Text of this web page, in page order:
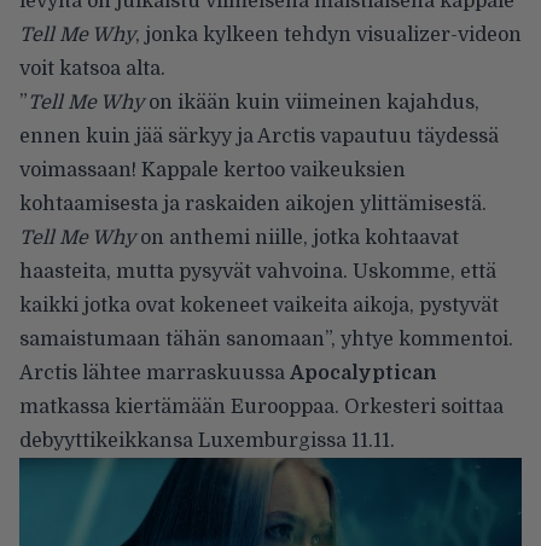
Tell Me Why, jonka kylkeen tehdyn visualizer-videon
voit katsoa alta.
”Tell Me Whyon ikään kuin viimeinen kajahdus,
ennen kuin jää särkyy ja Arctis vapautuu täydessä
voimassaan! Kappale kertoo vaikeuksien
kohtaamisesta ja raskaiden aikojen ylittämisestä.
Tell Me Whyon anthemi niille, jotka kohtaavat
haasteita, mutta pysyvät vahvoina. Uskomme, että
kaikki jotka ovat kokeneet vaikeita aikoja, pystyvät
samaistumaan tähän sanomaan”, yhtye kommentoi.
Arctis lähtee marraskuussa Apocalyptican
matkassa kiertämään Eurooppaa. Orkesteri soittaa
debyyttikeikkansa Luxemburgissa 11.11.